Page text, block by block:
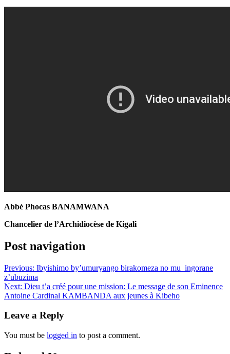
Abbé Phocas BANAMWANA
Chancelier de l’Archidiocèse de Kigali
Post navigation
Previous: Ibyishimo by’umuryango birakomeza no mu ingorane
z’ubuzima
Next: Dieu t’a créé pour une mission: Le message de son Eminence
Antoine Cardinal KAMBANDA aux jeunes à Kibeho
Leave a Reply
You must be logged in to post a comment.